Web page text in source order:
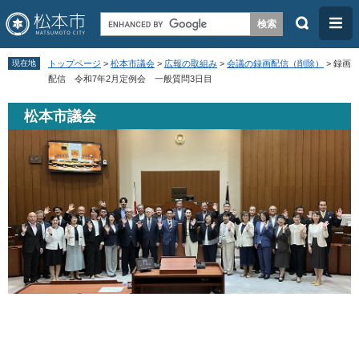
ペ
ジ
の
。
メ
ュ
ー
て
文
検
メ
ニ
ュ
現在地 トップページ > 松本市議会 > 広報の取組み > 会議の録画配信（削除） > 録画
配信 令和7年2月定例会 一般質問3日目
松本市議会